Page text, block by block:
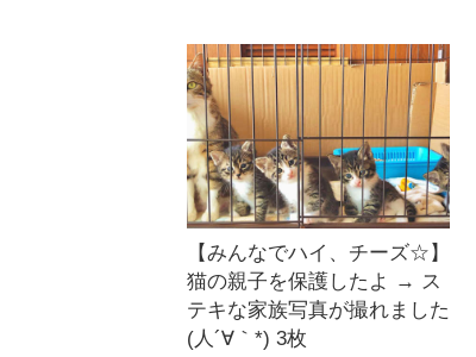
【みんなでハイ、チーズ☆】
猫の親子を保護したよ → ス
テキな家族写真が撮れました
(人´∀｀*) 3枚